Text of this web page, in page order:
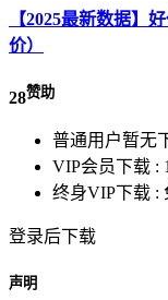
【2025最新数据】
价）
28赞助
普通用户暂无
VIP会员下载 :
终身VIP下载 :
登录后下载
声明